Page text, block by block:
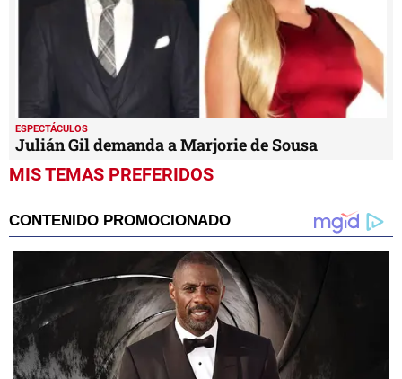
ESPECTÁCULOS
Julián Gil demanda a Marjorie de Sousa
MIS TEMAS PREFERIDOS